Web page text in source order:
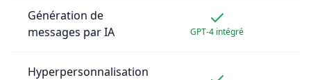
Génération de
messages par IA
GPT-4 intégré
Hyperpersonnalisation